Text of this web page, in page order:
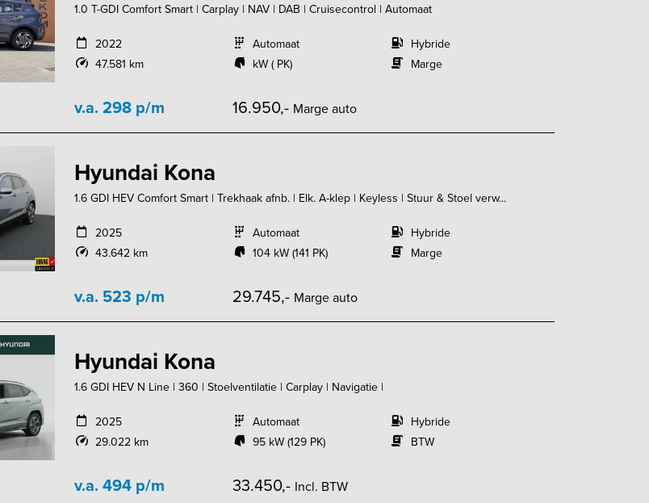
1.0 T-GDI Comfort Smart | Carplay | NAV | DAB | Cruisecontrol | Automaat
2022
47.581 km
Automaat
kW ( PK)
Hybride
Marge
v.a. 298 p/m 16.950,- Marge auto
Hyundai Kona
1.6 GDI HEV Comfort Smart | Trekhaak afnb. | Elk. A-klep | Keyless | Stuur & Stoel verw...
2025
43.642 km
Automaat
104 kW (141 PK)
Hybride
Marge
v.a. 523 p/m 29.745,- Marge auto
Hyundai Kona
1.6 GDI HEV N Line | 360 | Stoelventilatie | Carplay | Navigatie |
2025
29.022 km
Automaat
95 kW (129 PK)
Hybride
BTW
v.a. 494 p/m 33.450,- Incl. BTW